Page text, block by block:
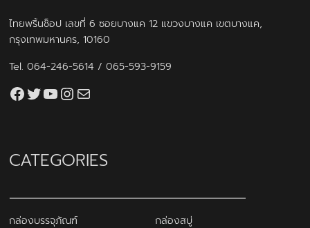
ไทยพริ้นช็อป เลขที่ 6 ซอยบางแค 12 แขวงบางแค เขตบางแค,
กรุงเทพมหานคร, 10160
Tel.064-246-5614 /065-593-9159
Facebook
Twitter
YouTube
Instagram
thaiprintshop.aw@gmail.com
CATEGORIES
กล่องบรรจุภัณฑ์
กล่องสบู่